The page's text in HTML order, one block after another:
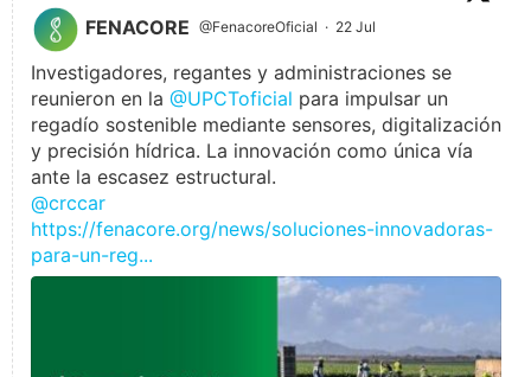
FENACORE @FenacoreOficial · 22 Jul
Investigadores, regantes y administraciones se
reunieron en la @UPCToficial para impulsar un
regadío sostenible mediante sensores, digitalización
y precisión hídrica. La innovación como única vía
ante la escasez estructural.
@crccar
https://fenacore.org/news/soluciones-innovadoras-
para-un-reg...